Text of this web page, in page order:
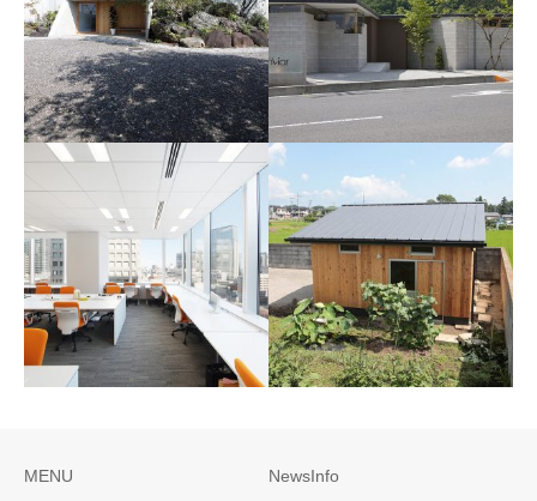
みなかみペット霊園 hair y make enviar
榛東村の小さな図書館
MENU NewsInfo